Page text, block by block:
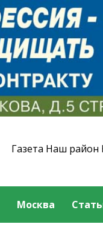
Газета Наш район
Москва